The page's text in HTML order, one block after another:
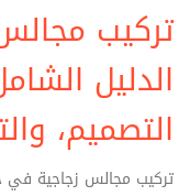
تركيب
الدليل
التصميم،
تركيب مجالس زجاجية في